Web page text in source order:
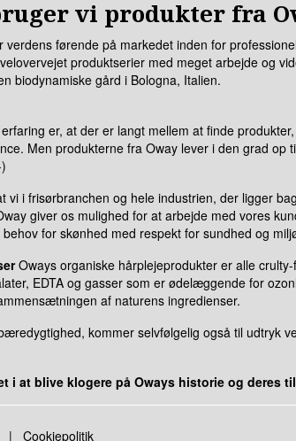
vi produkter fra
verdens førende på markedet inden for
produktserier med meget arbejde og
biodynamiske gård i Bologna, Italien.
er, at der er langt mellem at finde
Men produkterne fra Oway lever i den grad
vi i frisørbranchen og hele industrien, der ligger
giver os mulighed for at arbejde med vores
for skønhed med respekt for sundhed og
Oways organiske hårplejeprodukter er alle
EDTA og gasser som er ødelæggende for
af naturens ingredienser.
kommer selvfølgelig også til udtryk
i at blive klogere på Oways historie og
| Cookiepolitik